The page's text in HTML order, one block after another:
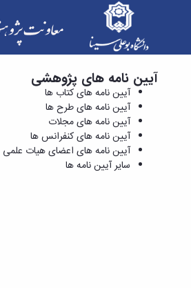
آیین نامه های کنفرانس ها -
آیین نامه های پژوهشی
آیین نامه های کتاب ها
آیین نامه های طرح ها
آیین نامه های مجلات
آیین نامه های کنفرانس ها
آیین نامه های اعضای هیات علمی
سایر آیین نامه ها